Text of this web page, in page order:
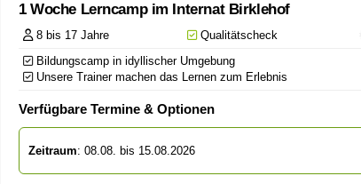
1 Woche Lerncamp im Internat Birklehof
8 bis 17 Jahre Qualitätscheck
Bildungscamp in idyllischer Umgebung
Unsere Trainer machen das Lernen zum Erlebnis
Verfügbare Termine & Optionen
Zeitraum: 08.08. bis 15.08.2026